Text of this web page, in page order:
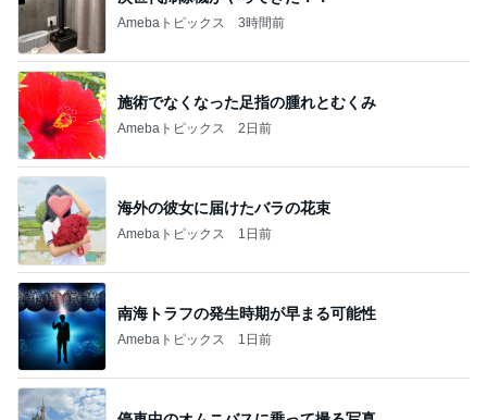
Amebaトピックス 3時間前
施術でなくなった足指の腫れとむくみ
Amebaトピックス 2日前
海外の彼女に届けたバラの花束
Amebaトピックス 1日前
南海トラフの発生時期が早まる可能性
Amebaトピックス 1日前